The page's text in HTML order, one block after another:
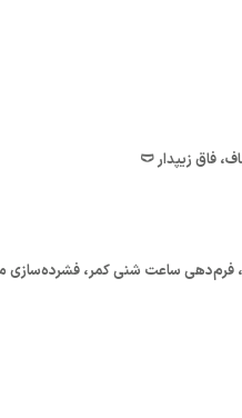
فاق زیپدار 🩲
نیم پا، طراحی ایتالیایی، فرم‌دهی ساعت